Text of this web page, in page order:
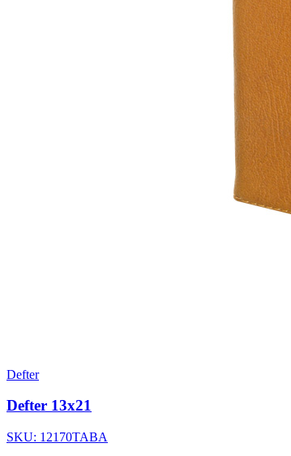
Defter
Defter 13x21
SKU: 12170TABA